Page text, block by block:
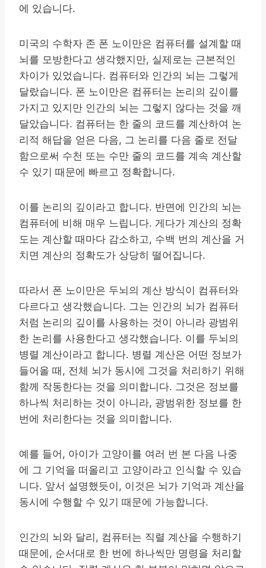
에 있습니다.
미국의 수학자 존 폰 노이만은 컴퓨터를 설계할 때
뇌를 모방한다고 생각했지만, 실제로는 근본적인
차이가 있었습니다. 컴퓨터와 인간의 뇌는 그렇게
달랐습니다. 폰 노이만은 컴퓨터는 논리의 깊이를
가지고 있지만 인간의 뇌는 그렇지 않다는 것을 깨
달았습니다. 컴퓨터는 한 줄의 코드를 계산하여 논
리적 해답을 얻은 다음, 그 논리를 다음 줄로 전달
함으로써 수천 또는 수만 줄의 코드를 계속 계산할
수 있기 때문에 빠르고 정확합니다.
이를 논리의 깊이라고 합니다. 반면에 인간의 뇌는
컴퓨터에 비해 매우 느립니다. 게다가 계산의 정확
도는 계산할 때마다 감소하고, 수백 번의 계산을 거
치면 계산의 정확도가 상당히 떨어집니다.
따라서 폰 노이만은 두뇌의 계산 방식이 컴퓨터와
다르다고 생각했습니다. 그는 인간의 뇌가 컴퓨터
처럼 논리의 깊이를 사용하는 것이 아니라 광범위
한 논리를 사용한다고 생각했습니다. 이를 두뇌의
병렬 계산이라고 합니다. 병렬 계산은 어떤 정보가
들어올 때, 전체 뇌가 동시에 그것을 처리하기 위해
함께 작동한다는 것을 의미합니다. 그것은 정보를
하나씩 처리하는 것이 아니라, 광범위한 정보를 한
번에 처리한다는 것을 의미합니다.
예를 들어, 아이가 고양이를 여러 번 본 다음 나중
에 그 기억을 떠올리고 고양이라고 인식할 수 있습
니다. 앞서 설명했듯이, 이것은 뇌가 기억과 계산을
동시에 수행할 수 있기 때문에 가능합니다.
인간의 뇌와 달리, 컴퓨터는 직렬 계산을 수행하기
때문에, 순서대로 한 번에 하나씩만 명령을 처리할